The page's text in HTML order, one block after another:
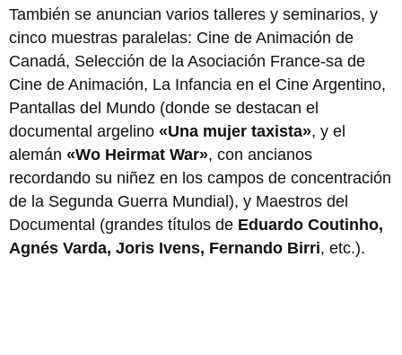
También se anuncian varios talleres y seminarios, y
cinco muestras paralelas: Cine de Animación de
Canadá, Selección de la Asociación France-sa de
Cine de Animación, La Infancia en el Cine Argentino,
Pantallas del Mundo (donde se destacan el
documental argelino «Una mujer taxista», y el
alemán «Wo Heirmat War», con ancianos
recordando su niñez en los campos de concentración
de la Segunda Guerra Mundial), y Maestros del
Documental (grandes títulos de Eduardo Coutinho,
Agnés Varda, Joris Ivens, Fernando Birri, etc.).